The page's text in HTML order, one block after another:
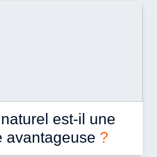
est-il une
avantageuse ?